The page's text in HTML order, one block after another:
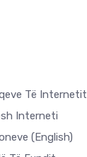
Të Internetit
Interneti
(English)